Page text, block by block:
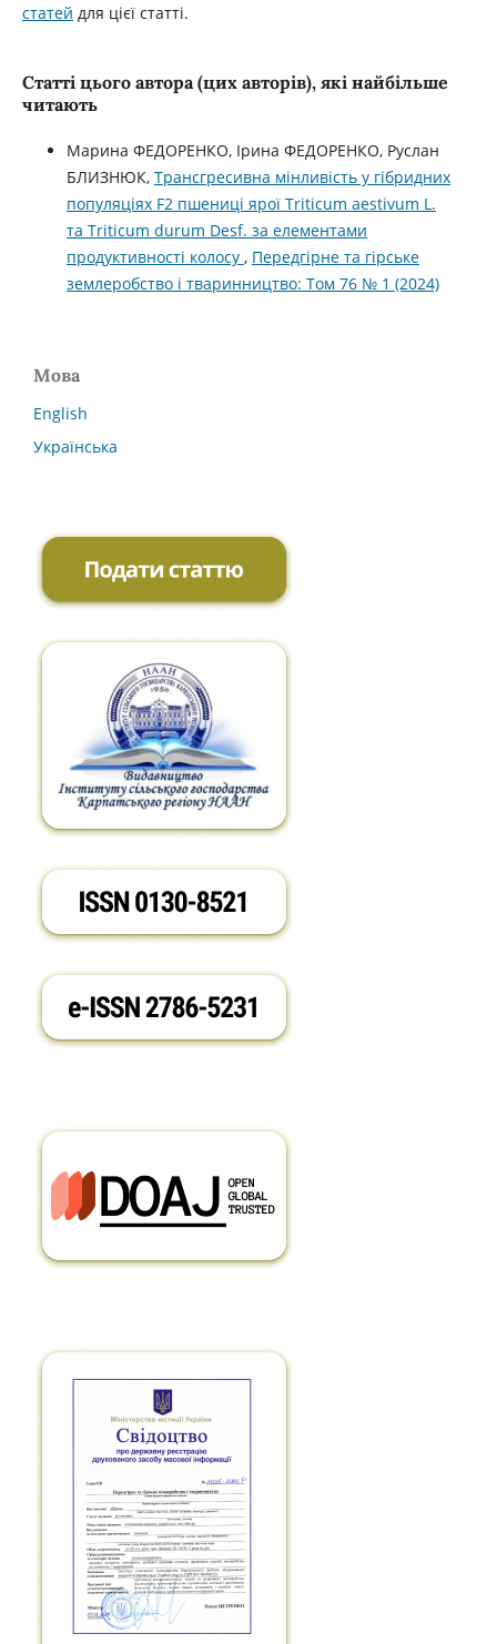
статей для цієї статті.
Статті цього автора (цих авторів), які найбільше
читають
Марина ФЕДОРЕНКО, Ірина ФЕДОРЕНКО, Руслан
БЛИЗНЮК, Трансгресивна мінливість у гібридних
популяціях F2 пшениці ярої Triticum aestivum L.
та Triticum durum Desf. за елементами
продуктивності колосу , Передгірне та гірське
землеробство і тваринництво: Том 76 № 1 (2024)
Мова
English
Українська